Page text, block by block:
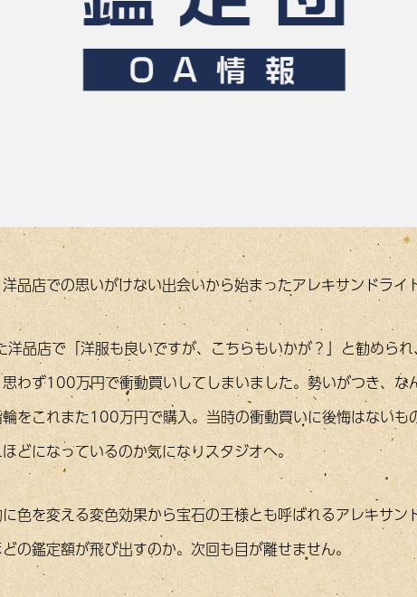
品店での思いがけない出会いから始まったアレキサンドライ
品店で「洋服も良いですが、こちらもいかが？」と勧めら
わず100万円で衝動買いしてしまいました。勢いがつき、な
をこれまた100万円で購入。当時の衝動買いに後悔はない
どになっているのか気になりスタジオへ。
色を変える変色効果から宝石の王様とも呼ばれるアレキサ
の鑑定額が飛び出すのか。次回も目が離せません。